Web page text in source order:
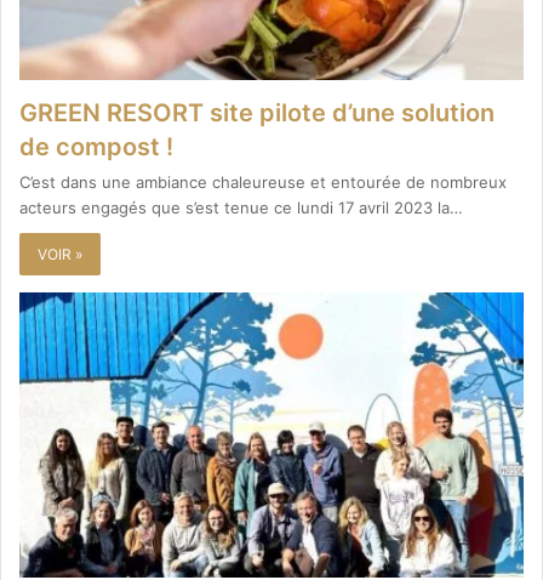
GREEN RESORT site pilote d’une solution
de compost !
C’est dans une ambiance chaleureuse et entourée de nombreux
acteurs engagés que s’est tenue ce lundi 17 avril 2023 la…
VOIR »